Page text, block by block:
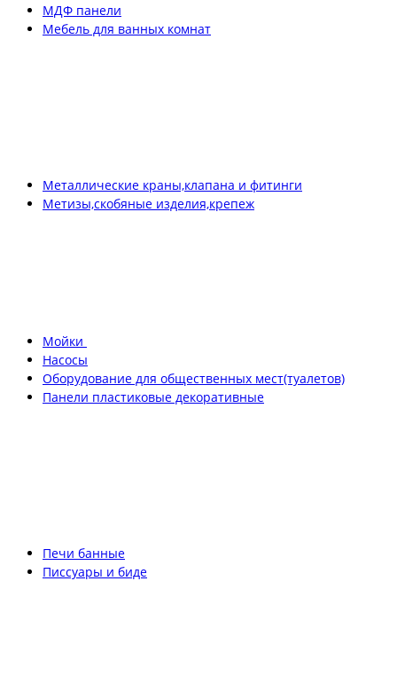
МДФ панели
Мебель для ванных комнат
Металлические краны,клапана и фитинги
Метизы,скобяные изделия,крепеж
Мойки
Насосы
Оборудование для общественных мест(туалетов)
Панели пластиковые декоративные
Печи банные
Писсуары и биде